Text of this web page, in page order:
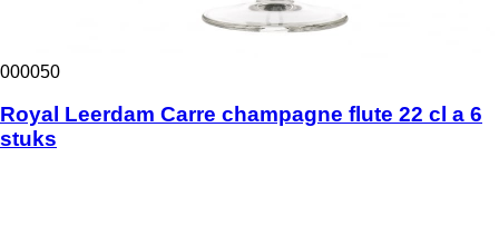
000050
Royal Leerdam Carre champagne flute 22 cl a 6
stuks